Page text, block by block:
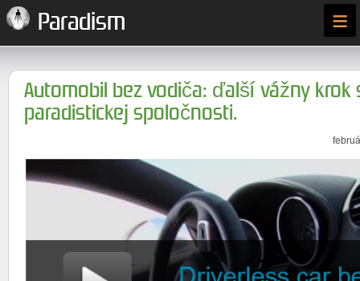
Paradism ≡
Automobil bez vodiča: ďalší vážny krok
paradistickej spoločnosti.